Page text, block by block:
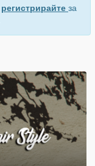
регистрирайте за